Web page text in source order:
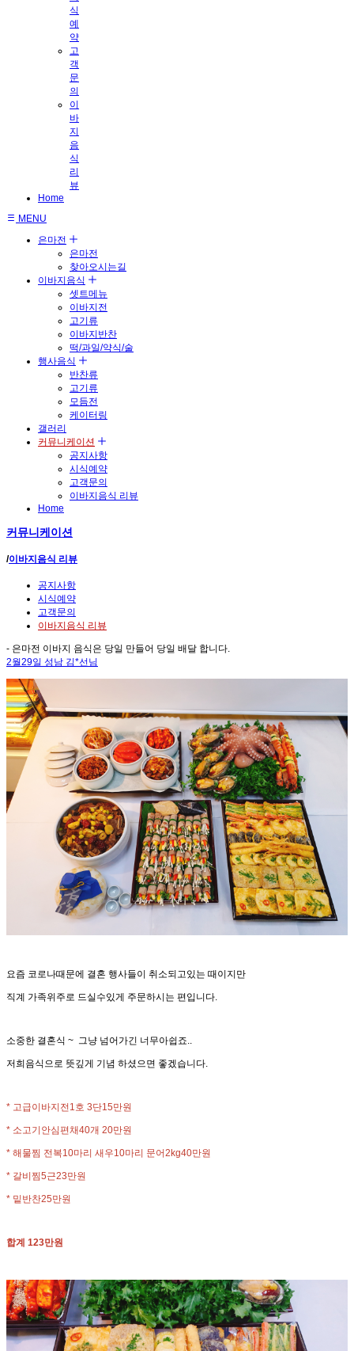
식
예
약
고
객
문
의
이
바
지
음
식
리
뷰
Home
MENU
은마전
은마전
찾아오시는길
이바지음식
셋트메뉴
이바지전
고기류
이바지반찬
떡/과일/약식/술
행사음식
반찬류
고기류
모듬전
케이터링
갤러리
커뮤니케이션
공지사항
시식예약
고객문의
이바지음식 리뷰
Home
커뮤니케이션
/이바지음식 리뷰
공지사항
시식예약
고객문의
이바지음식 리뷰
- 은마전 이바지 음식은 당일 만들어 당일 배달 합니다.
2월29일 성남 김*선님
요즘 코로나때문에 결혼 행사들이 취소되고있는 때이지만
직계 가족위주로 드실수있게 주문하시는 편입니다.
소중한 결혼식 ~ 그냥 넘어가긴 너무아쉽죠..
저희음식으로 뜻깊게 기념 하셨으면 좋겠습니다.
* 고급이바지전1호 3단15만원
* 소고기안심편채40개 20만원
* 해물찜 전복10마리 새우10마리 문어2kg40만원
* 갈비찜5근23만원
* 밑반찬25만원
합계 123만원